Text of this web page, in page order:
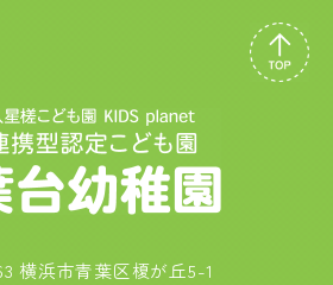
横浜市青葉区榎が丘5-1